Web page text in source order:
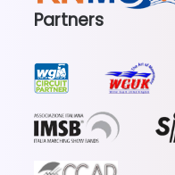
Partners